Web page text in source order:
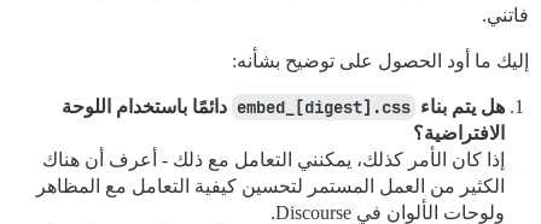
فاتني.
إليك ما أود الحصول على توضيح بشأنه:
هل يتم بناء embed_[digest].css دائمًا باستخدام اللوحة
الافتراضية؟
إذا كان الأمر كذلك، يمكنني التعامل مع ذلك - أعرف أن هناك
الكثير من العمل المستمر لتحسين كيفية التعامل مع المظاهر
ولوحات الألوان في Discourse.